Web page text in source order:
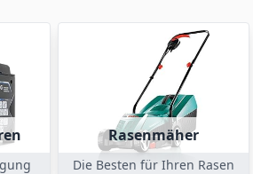
Rasenmäher
Die Besten für Ihren Rasen